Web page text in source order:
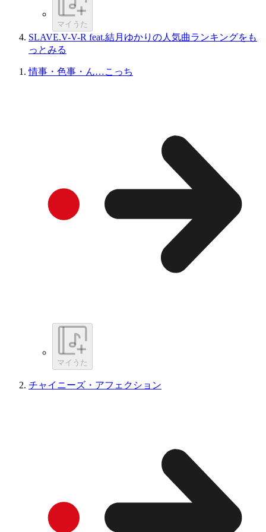
マイうた
SLAVE.V-V-R feat.結月ゆかりの人気曲ランキングをも
っとみる
情事・色事・ん…こっち
マイうた
チャイニーズ・アフェクション